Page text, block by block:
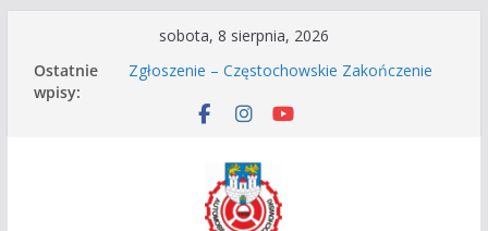
treści
sobota, 8 sierpnia, 2026
Ostatnie
wpisy:
Zgłoszenie – Częstochowskie Zakończenie
Sezonu 2025
45 Rajd Częstochowski zostaje odwołany.
I Gliwicki Classic Sprint o Puchar Prezydenta
Miasta Gliwice